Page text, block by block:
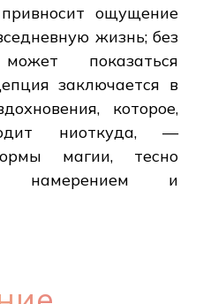
ощущение
жизнь; без
показаться
заключается в
которое,
ниоткуда, —
магии, тесно
намерением и